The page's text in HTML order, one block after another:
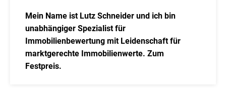
Mein Name ist Lutz Schneider und ich bin
unabhängiger Spezialist für
Immobilienbewertung mit Leidenschaft für
marktgerechte Immobilienwerte. Zum
Festpreis.